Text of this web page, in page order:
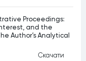
Proceedings:
and the
Author’s Analytical
Скачати